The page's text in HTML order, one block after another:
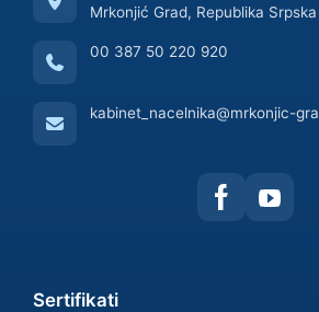
Mrkonjić Grad, Republika Srpska
00 387 50 220 920
kabinet_nacelnika@mrkonjic-
Sertifikati